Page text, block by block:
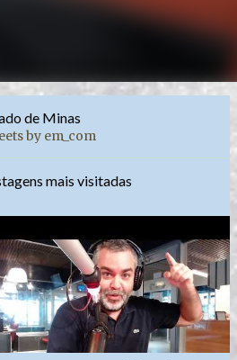
de Minas
by em_com
mais visitadas